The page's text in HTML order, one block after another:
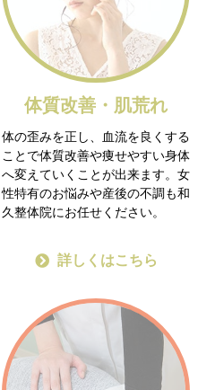
体質改善・肌荒れ
体の歪みを正し、血流を良くする
ことで体質改善や痩せやすい身体
へ変えていくことが出来ます。女
性特有のお悩みや産後の不調も和
久整体院にお任せください。
詳しくはこちら